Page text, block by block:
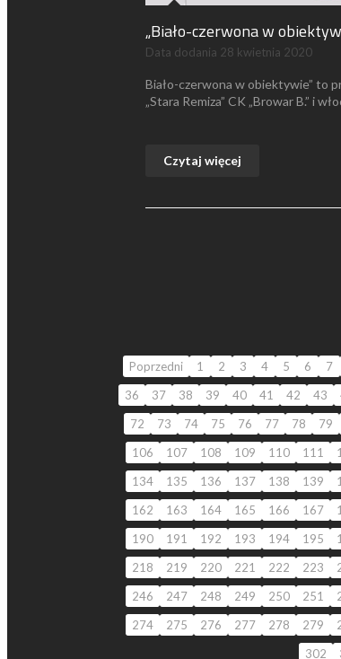
„Biało-czerwona w
Data dodania 28 kwietnia 2020
Biało-czerwona w obiektywie” to
„Stara Remiza” CK „Browar B.” i
Czytaj więcej
Poprzedni 1 2 3 4 5 6 7
36
37 38 39 40 41 42 43
72
73 74 75 76 77 78 79
106
107 108 109 110 111
134
135 136 137 138 139
162
163 164 165 166 167
190
191 192 193 194 195
218
219 220 221 222 223
246
247 248 249 250 251
274
275 276 277 278 279
302